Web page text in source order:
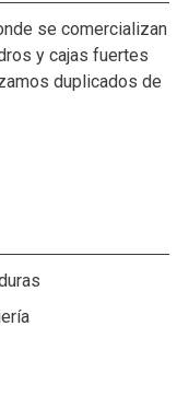
se comercializan
y cajas fuertes
duplicados de